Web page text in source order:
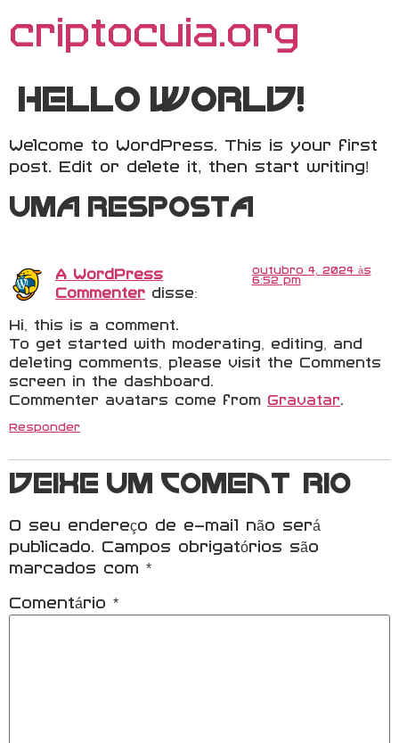
criptocuia.org
Hello world!
Welcome to WordPress. This is your first
post. Edit or delete it, then start writing!
Uma resposta
A WordPress
Commenter disse:
outubro 4, 2024 às
6:52 pm
Hi, this is a comment.
To get started with moderating, editing, and
deleting comments, please visit the Comments
screen in the dashboard.
Commenter avatars come from Gravatar.
Responder
Deixe um comentário
O seu endereço de e-mail não será
publicado.
Campos obrigatórios são
marcados com *
Comentário *